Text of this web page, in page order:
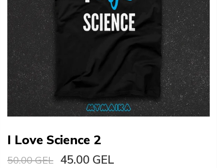
I Love Science 2
50.00 GEL 45.00 GEL